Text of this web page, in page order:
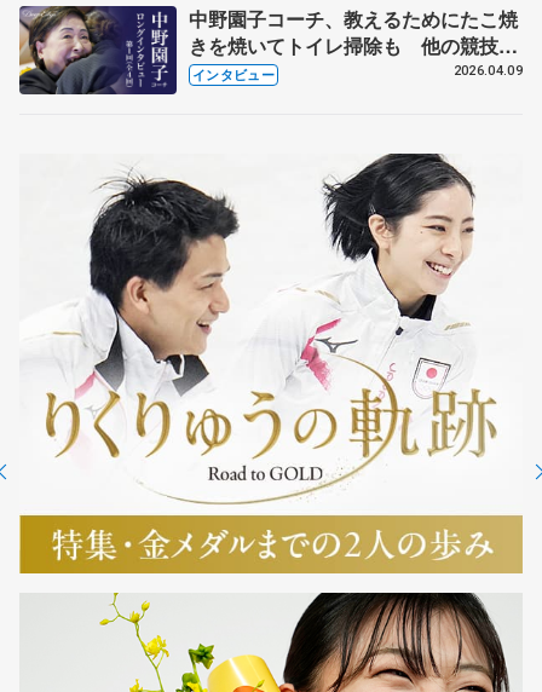
中野園子コーチ、教えるためにたこ焼
きを焼いてトイレ掃除も 他の競技に
も通用するという坂本花織の筋肉
インタビュー 2026.04.09